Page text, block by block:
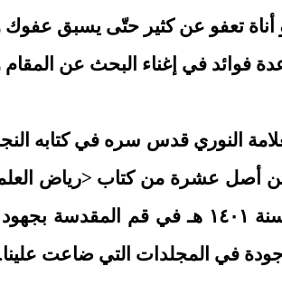
أناة تعفو عن كثير حتّى يسبق
فوائد في إغناء البحث عن المقام
النوري قدس سره في كتابه
حرفياً بسبعة مجلدات سنة ١٤٠١
في المجلدات التي ضاعت